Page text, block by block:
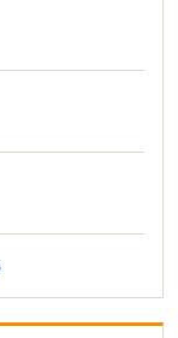
い」 そんなあなたに
業説明会を複数日程